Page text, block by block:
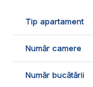
- 2 bai;
- 1 dressing;
- 1 balcon.
Tip apartament
Număr camere
Număr bucătării